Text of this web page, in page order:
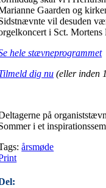
Gaarden og
vil desuden
i Sct. Mortens
hele stævneprogrammet
dig nu (eller inden
på
i et
årsmøde